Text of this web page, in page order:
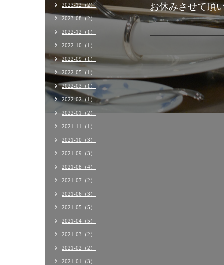
お休みさせて頂
2023-12（2）
2023-08（2）
2022-12（1）
2022-10（1）
2022-09（1）
2022-05（1）
2022-03（1）
2022-02（1）
2022-01（2）
2021-11（1）
2021-10（3）
2021-09（3）
2021-08（4）
2021-07（2）
2021-06（3）
2021-05（5）
2021-04（5）
2021-03（2）
2021-02（2）
2021-01（3）